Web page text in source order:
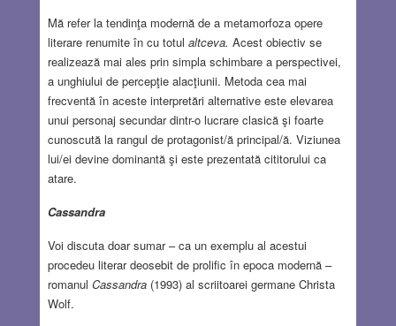
Mă refer la tendinţa modernă de a metamorfoza opere
literare renumite în cu totul altceva. Acest obiectiv se
realizează mai ales prin simpla schimbare a perspectivei,
a unghiului de percepţie alacţiunii. Metoda cea mai
frecventă în aceste interpretări alternative este elevarea
unui personaj secundar dintr-o lucrare clasică şi foarte
cunoscută la rangul de protagonist/ă principal/ă. Viziunea
lui/ei devine dominantă şi este prezentată cititorului ca
atare.
Cassandra
Voi discuta doar sumar – ca un exemplu al acestui
procedeu literar deosebit de prolific în epoca modernă –
romanul Cassandra(1993) al scriitoarei germane Christa
Wolf.